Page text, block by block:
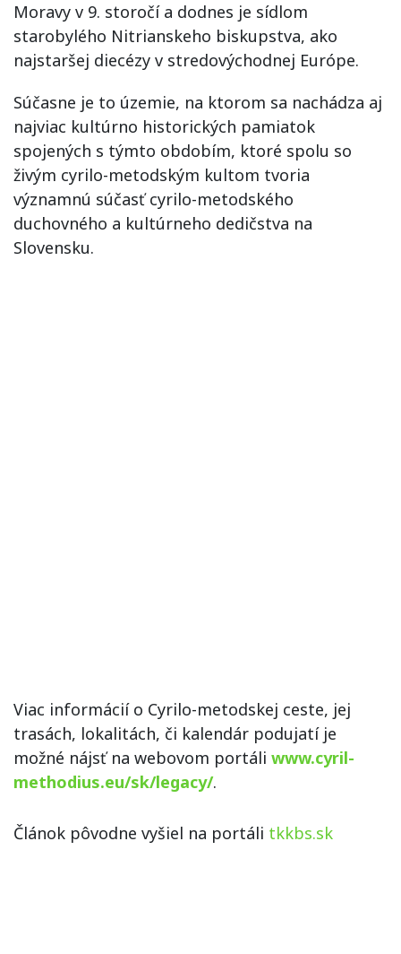
Moravy v 9. storočí a dodnes je sídlom
starobylého Nitrianskeho biskupstva, ako
najstaršej diecézy v stredovýchodnej Európe.
Súčasne je to územie, na ktorom sa nachádza aj
najviac kultúrno historických pamiatok
spojených s týmto obdobím, ktoré spolu so
živým cyrilo-metodským kultom tvoria
významnú súčasť cyrilo-metodského
duchovného a kultúrneho dedičstva na
Slovensku.
Viac informácií o Cyrilo-metodskej ceste, jej
trasách, lokalitách, či kalendár podujatí je
možné nájsť na webovom portáli www.cyril-
methodius.eu/sk/legacy/.
Článok pôvodne vyšiel na portáli tkkbs.sk